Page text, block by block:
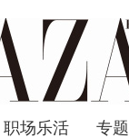
职场乐活 专题